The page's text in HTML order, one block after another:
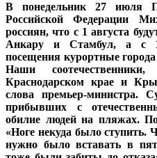
В понедельник 27 июля
Российской Федерации
россиян, что с 1 августа
Анкару и Стамбул, а с
посещения курортные
Наши
Краснодарском крае и
слова премьер-министра.
прибывших с
обилие людей на пляжах.
«Ноге некуда было ступить.
нужно было вставать в